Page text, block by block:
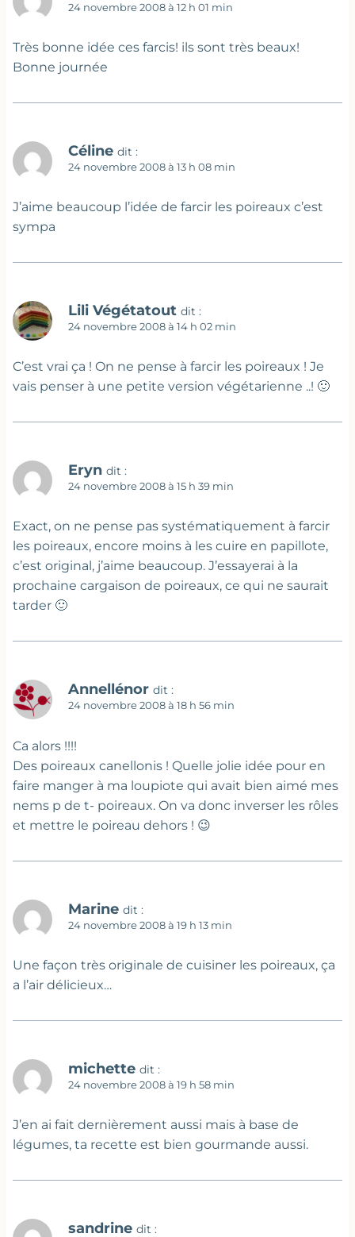
24 novembre 2008 à 12 h 01 min
Très bonne idée ces farcis! ils sont très beaux!
Bonne journée
Céline dit :
24 novembre 2008 à 13 h 08 min
J’aime beaucoup l’idée de farcir les poireaux c’est
sympa
Lili Végétatout dit :
24 novembre 2008 à 14 h 02 min
C’est vrai ça ! On ne pense à farcir les poireaux ! Je
vais penser à une petite version végétarienne ..! 🙂
Eryn dit :
24 novembre 2008 à 15 h 39 min
Exact, on ne pense pas systématiquement à farcir
les poireaux, encore moins à les cuire en papillote,
c’est original, j’aime beaucoup. J’essayerai à la
prochaine cargaison de poireaux, ce qui ne saurait
tarder 🙂
Annellénor dit :
24 novembre 2008 à 18 h 56 min
Ca alors !!!!
Des poireaux canellonis ! Quelle jolie idée pour en
faire manger à ma loupiote qui avait bien aimé mes
nems p de t- poireaux. On va donc inverser les rôles
et mettre le poireau dehors ! 😉
Marine dit :
24 novembre 2008 à 19 h 13 min
Une façon très originale de cuisiner les poireaux, ça
a l’air délicieux…
michette dit :
24 novembre 2008 à 19 h 58 min
J’en ai fait dernièrement aussi mais à base de
légumes, ta recette est bien gourmande aussi.
sandrine dit :